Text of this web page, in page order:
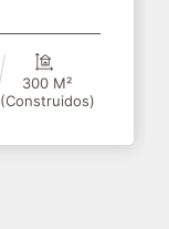
300 M²
(construidos)